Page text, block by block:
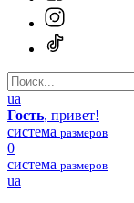
ua
Гость, привет!
система размеров
0
система размеров
ua